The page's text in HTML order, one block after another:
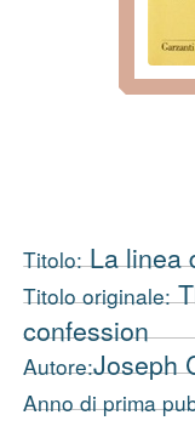
Titolo:La linea
Titolo originale:
confession
Autore:Joseph
Anno di prima